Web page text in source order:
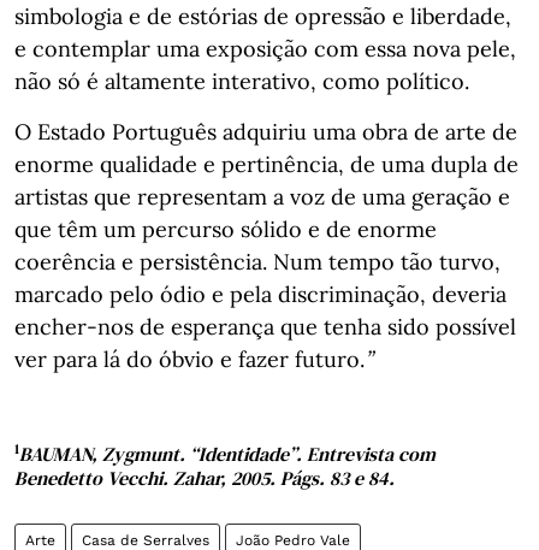
simbologia e de estórias de opressão e liberdade,
e contemplar uma exposição com essa nova pele,
não só é altamente interativo, como político.
O Estado Português adquiriu uma obra de arte de
enorme qualidade e pertinência, de uma dupla de
artistas que representam a voz de uma geração e
que têm um percurso sólido e de enorme
coerência e persistência. Num tempo tão turvo,
marcado pelo ódio e pela discriminação, deveria
encher-nos de esperança que tenha sido possível
ver para lá do óbvio e fazer futuro.”
1BAUMAN, Zygmunt. “Identidade”. Entrevista com
Benedetto Vecchi. Zahar, 2005. Págs. 83 e 84.
Arte Casa de Serralves João Pedro Vale